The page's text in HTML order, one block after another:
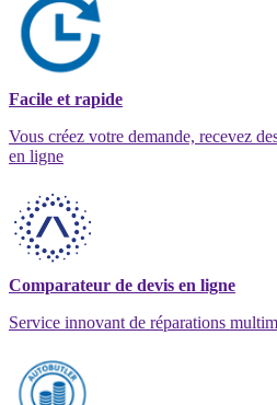
Facile et rapide
Vous créez votre demande, recevez
en ligne
Comparateur de devis en ligne
Service innovant de réparations